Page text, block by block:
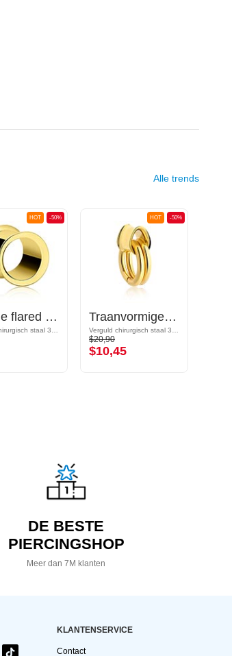
Alle trends
-50%
HOT
Double flared tunnel (chirurgisch staal, goud, glanzende afwerking)
-50%
HOT
Traanvormige double flared tunnel (staal, goud, glanzende afwerking)
$20,90
$10,45
DE BESTE
PIERCINGSHOP
Meer dan 7M klanten
KLANTENSERVICE
Contact